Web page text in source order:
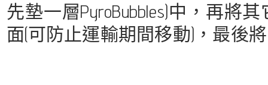
先墊一層PyroBubbles)中，再將
面(可防止運輸期間移動)，最後